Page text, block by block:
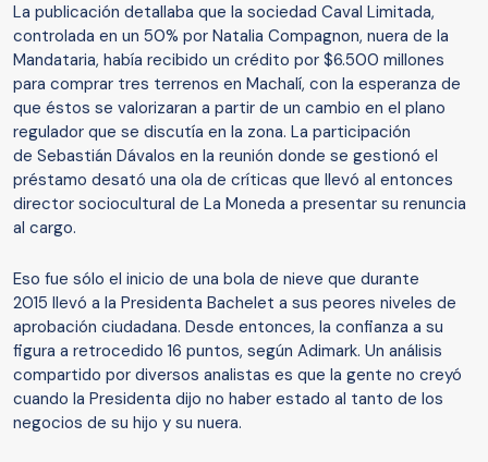
La publicación detallaba que la sociedad Caval Limitada,
controlada en un 50% por Natalia Compagnon, nuera de la
Mandataria, había recibido un crédito por $6.500 millones
para comprar tres terrenos en Machalí, con la esperanza de
que éstos se valorizaran a partir de un cambio en el plano
regulador que se discutía en la zona. La participación
de Sebastián Dávalos en la reunión donde se gestionó el
préstamo desató una ola de críticas que llevó al entonces
director sociocultural de La Moneda a presentar su renuncia
al cargo.
Eso fue sólo el inicio de una bola de nieve que durante
2015 llevó a la Presidenta Bachelet a sus peores niveles de
aprobación ciudadana. Desde entonces, la confianza a su
figura a retrocedido 16 puntos, según Adimark. Un análisis
compartido por diversos analistas es que la gente no creyó
cuando la Presidenta dijo no haber estado al tanto de los
negocios de su hijo y su nuera.